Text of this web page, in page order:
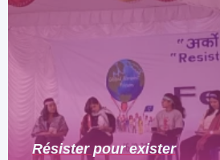
Résister pour exister